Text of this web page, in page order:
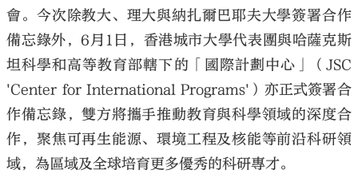
會。今次除教大、理大與納扎爾巴耶夫大學簽署合作
備忘錄外，6月1日，香港城市大學代表團與哈薩克斯
坦科學和高等教育部轄下的「國際計劃中心」（JSC
'Center for International Programs'）亦正式簽署合
作備忘錄，雙方將攜手推動教育與科學領域的深度合
作，聚焦可再生能源、環境工程及核能等前沿科研領
域，為區域及全球培育更多優秀的科研專才。